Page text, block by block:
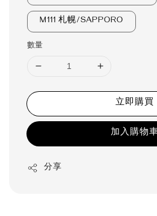
M111 札幌/SAPPORO
數量
立即購買
加入購物
分享